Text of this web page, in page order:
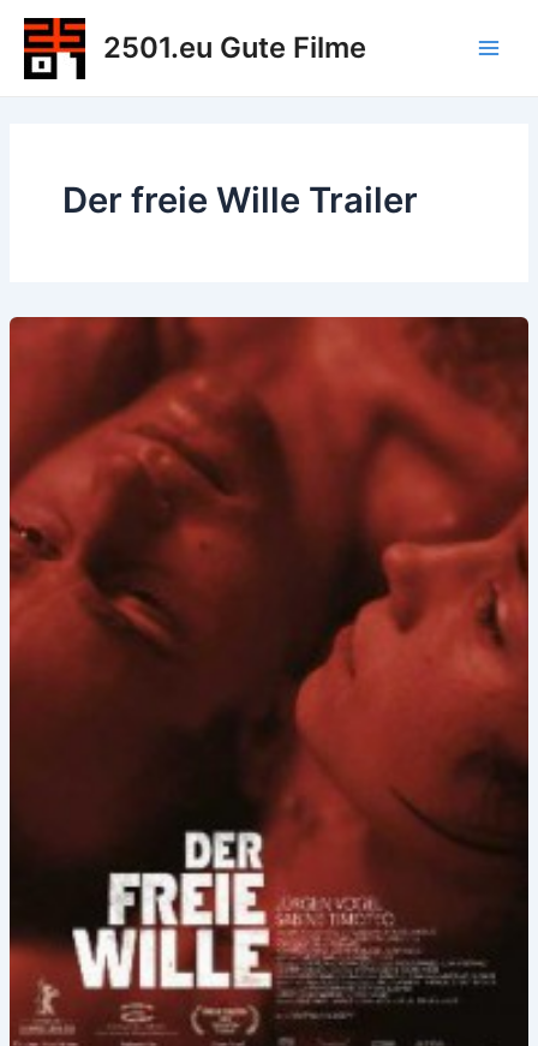
Zum
Inhalt
springen
2501.eu Gute Filme
Der freie Wille Trailer